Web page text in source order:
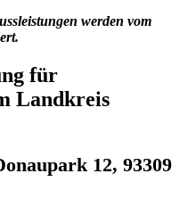
werden vom
für
Landkreis
12, 93309